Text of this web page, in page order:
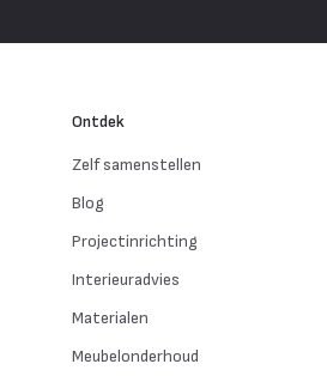
Ontdek
Zelf samenstellen
Blog
Projectinrichting
Interieuradvies
Materialen
Meubelonderhoud